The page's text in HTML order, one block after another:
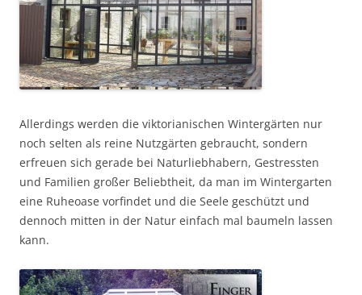
Allerdings werden die viktorianischen Wintergärten nur
noch selten als reine Nutzgärten gebraucht, sondern
erfreuen sich gerade bei Naturliebhabern, Gestressten
und Familien großer Beliebtheit, da man im Wintergarten
eine Ruheoase vorfindet und die Seele geschützt und
dennoch mitten in der Natur einfach mal baumeln lassen
kann.